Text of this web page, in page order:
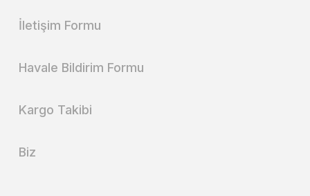
İletişim Formu
Havale Bildirim Formu
Kargo Takibi
Biz